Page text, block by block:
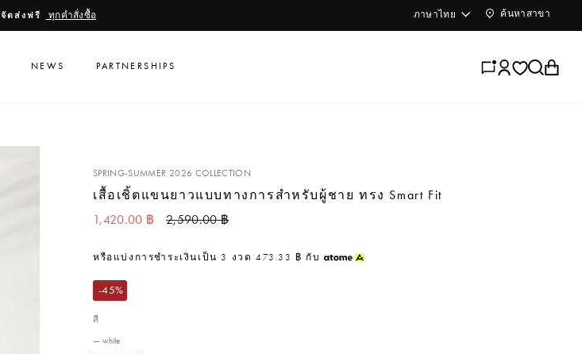
หยุดสไลด์โชว์
จัดส่งฟรี ทุกคำสั่งซื้อ ภาษา
ภาษาไทย ค้นหาสาขา
NEWS PARTNERSHIPS ลงชื่อเข้าใช้
ค้นหา
SPRING-SUMMER 2026 COLLECTION
เสื้อเชิ้ตแขนยาวแบบทางการสำหรับผู้ชาย ทรง Smart Fit
ราคาปกติ
1,420.00 ฿ 2,590.00 ฿
หรือแบ่งการชำระเงินเป็น 3 งวด473.33 ฿ กับ
-45%
สี
— white